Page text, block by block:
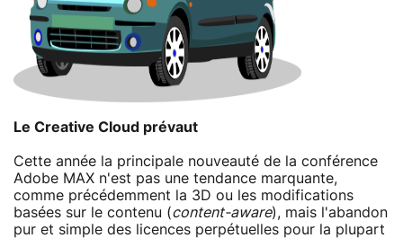
Le Creative Cloud prévaut
Cette année la principale nouveauté de la conférence
Adobe MAX n'est pas une tendance marquante,
comme précédemment la 3D ou les modifications
basées sur le contenu (content-aware), mais l'abandon
pur et simple des licences perpétuelles pour la plupart